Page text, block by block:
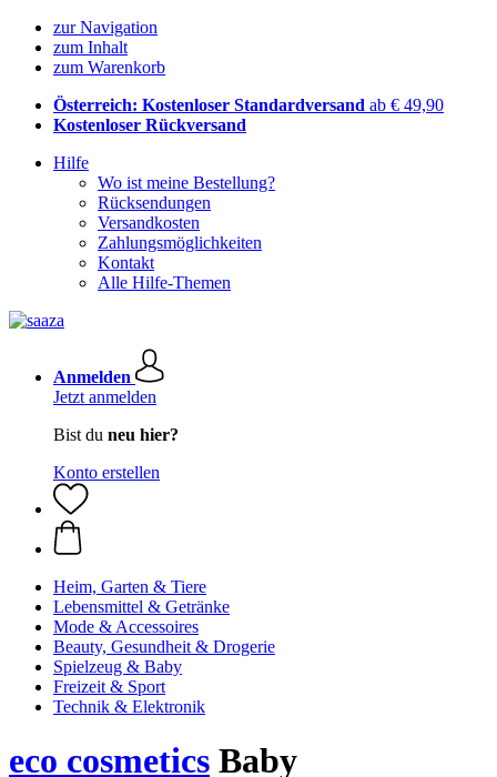
zur Navigation
zum Inhalt
zum Warenkorb
Österreich: Kostenloser Standardversand ab € 49,90
Kostenloser Rückversand
Hilfe
Wo ist meine Bestellung?
Rücksendungen
Versandkosten
Zahlungsmöglichkeiten
Kontakt
Alle Hilfe-Themen
Anmelden
Jetzt anmelden
Bist du neu hier?
Konto erstellen
Heim, Garten & Tiere
Lebensmittel & Getränke
Mode & Accessoires
Beauty, Gesundheit & Drogerie
Spielzeug & Baby
Freizeit & Sport
Technik & Elektronik
eco cosmetics Baby